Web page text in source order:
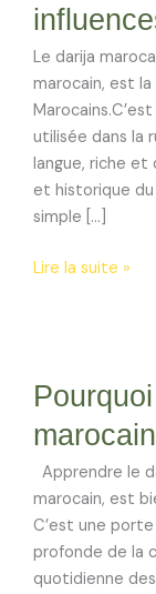
Le darija
marocain, est
utilisée dans la
langue, riche
et historique du
simple […]
Origines
et
influences
Lire la suite »
Apprendre le
marocain, est
C’est une
profonde de la
quotidienne
apprendre
darija
marocain
?